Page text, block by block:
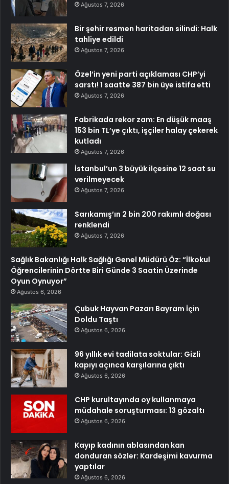
Ağustos 7, 2026
Bir şehir resmen haritadan silindi: Halk
tahliye edildi
Ağustos 7, 2026
Özel’in yeni parti açıklaması CHP’yi
sarstı! 1 saatte 387 bin üye istifa etti
Ağustos 7, 2026
Fabrikada rekor zam: En düşük maaş
153 bin TL’ye çıktı, işçiler halay çekerek
kutladı
Ağustos 7, 2026
İstanbul’un 3 büyük ilçesine 12 saat su
verilmeyecek
Ağustos 7, 2026
Sarıkamış’ın 2 bin 200 rakımlı doğası
renklendi
Ağustos 7, 2026
Sağlık Bakanlığı Halk Sağlığı Genel Müdürü Öz: “İlkokul
Öğrencilerinin Dörtte Biri Günde 3 Saatin Üzerinde
Oyun Oynuyor”
Ağustos 6, 2026
Çubuk Hayvan Pazarı Bayram İçin
Doldu Taştı
Ağustos 6, 2026
96 yıllık evi tadilata soktular: Gizli
kapıyı açınca karşılarına çıktı
Ağustos 6, 2026
CHP kurultayında oy kullanmaya
müdahale soruşturması: 13 gözaltı
Ağustos 6, 2026
Kayıp kadının ablasından kan
donduran sözler: Kardeşimi kavurma
yaptılar
Ağustos 6, 2026